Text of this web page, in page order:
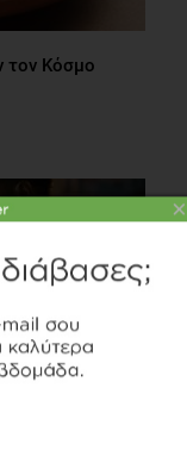
τον Κόσμο
×